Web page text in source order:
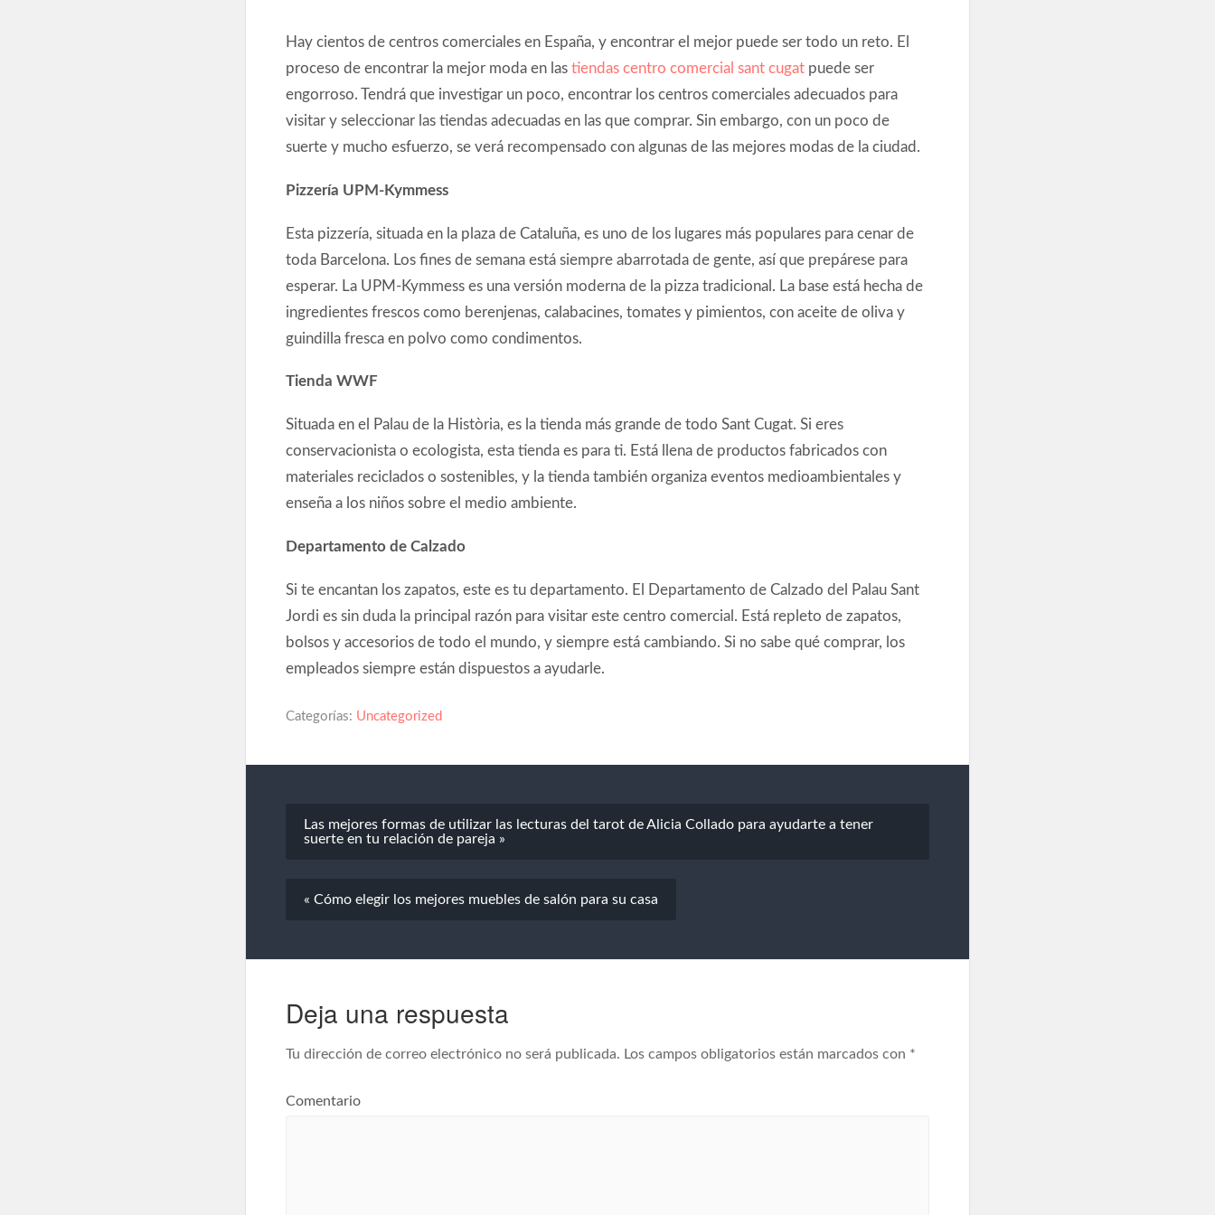
Hay cientos de centros comerciales en España, y encontrar el mejor puede ser todo un reto. El
proceso de encontrar la mejor moda en las tiendas centro comercial sant cugatpuede ser
engorroso. Tendrá que investigar un poco, encontrar los centros comerciales adecuados para
visitar y seleccionar las tiendas adecuadas en las que comprar. Sin embargo, con un poco de
suerte y mucho esfuerzo, se verá recompensado con algunas de las mejores modas de la ciudad.
Pizzería UPM-Kymmess
Esta pizzería, situada en la plaza de Cataluña, es uno de los lugares más populares para cenar de
toda Barcelona. Los fines de semana está siempre abarrotada de gente, así que prepárese para
esperar. La UPM-Kymmess es una versión moderna de la pizza tradicional. La base está hecha de
ingredientes frescos como berenjenas, calabacines, tomates y pimientos, con aceite de oliva y
guindilla fresca en polvo como condimentos.
Tienda WWF
Situada en el Palau de la Història, es la tienda más grande de todo Sant Cugat. Si eres
conservacionista o ecologista, esta tienda es para ti. Está llena de productos fabricados con
materiales reciclados o sostenibles, y la tienda también organiza eventos medioambientales y
enseña a los niños sobre el medio ambiente.
Departamento de Calzado
Si te encantan los zapatos, este es tu departamento. El Departamento de Calzado del Palau Sant
Jordi es sin duda la principal razón para visitar este centro comercial. Está repleto de zapatos,
bolsos y accesorios de todo el mundo, y siempre está cambiando. Si no sabe qué comprar, los
empleados siempre están dispuestos a ayudarle.
Categorías: Uncategorized
Las mejores formas de utilizar las lecturas del tarot de Alicia Collado para ayudarte a tener
suerte en tu relación de pareja »
« Cómo elegir los mejores muebles de salón para su casa
Deja una respuesta
Tu dirección de correo electrónico no será publicada. Los campos obligatorios están marcados con *
Comentario